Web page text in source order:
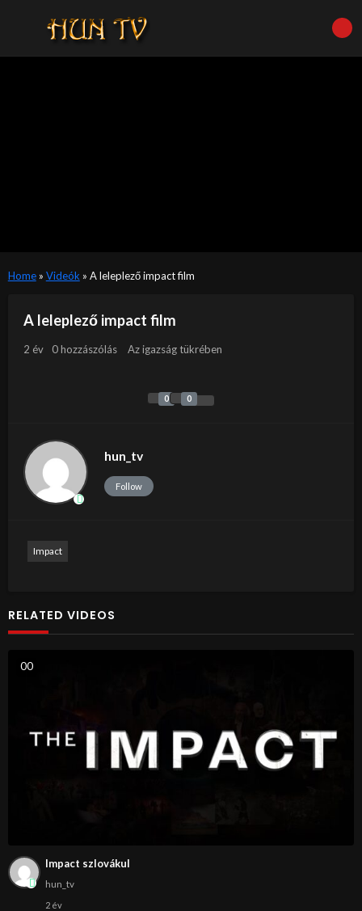
Home» Videók » A leleplező impact film
A leleplező impact film
2 év 0 hozzászólás Az igazság tükrében
0 0
hun_tv
Follow
Impact
RELATED VIDEOS
00
Impact szlovákul
hun_tv
2 év